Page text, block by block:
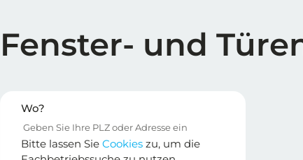
Fenster- und
Wo?
Bitte lassen Sie Cookies zu, um die